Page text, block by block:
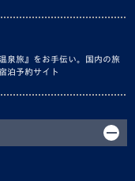
泉旅』をお手伝い。国内の旅
泊予約サイト